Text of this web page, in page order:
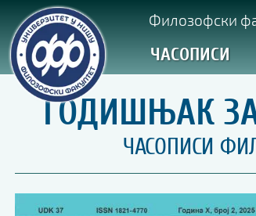
Филозофски
ЧАСОПИСИ
ГОДИШЊАК ЗА
ЧАСОПИСИ